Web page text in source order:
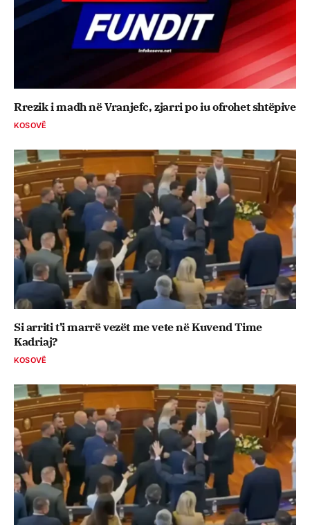
Rrezik i madh në Vranjefc, zjarri po iu ofrohet shtëpive
KOSOVË
Si arriti t’i marrë vezët me vete në Kuvend Time
Kadriaj?
KOSOVË